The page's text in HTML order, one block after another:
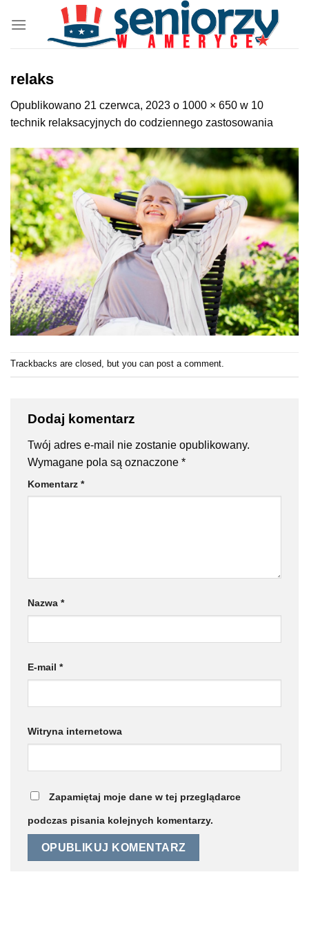
zawartości
relaks
Opublikowano 21 czerwca, 2023 o 1000 × 650 w 10
technik relaksacyjnych do codziennego zastosowania
Trackbacks are closed, but you can post a comment.
Dodaj komentarz
Twój adres e-mail nie zostanie opublikowany.
Wymagane pola są oznaczone *
Komentarz *
Nazwa *
E-mail *
Witryna internetowa
Zapamiętaj moje dane w tej przeglądarce
podczas pisania kolejnych komentarzy.